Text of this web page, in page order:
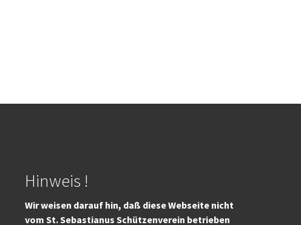
Hinweis !
Wir weisen darauf hin, daß diese Webseite nicht
vom St. Sebastianus Schützenverein betrieben